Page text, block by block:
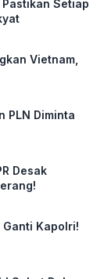
Pastikan Setiap
Vietnam,
PLN Diminta
Desak
Ganti Kapolri!